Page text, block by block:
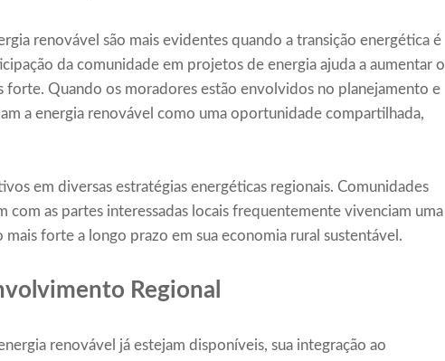
renovável são mais evidentes quando a transição energética é
da comunidade em projetos de energia ajuda a aumentar o
forte. Quando os moradores estão envolvidos no planejamento e
a energia renovável como uma oportunidade compartilhada,
em diversas estratégias energéticas regionais. Comunidades
as partes interessadas locais frequentemente vivenciam uma
forte a longo prazo em sua economia rural sustentável.
Regional
renovável já estejam disponíveis, sua integração ao